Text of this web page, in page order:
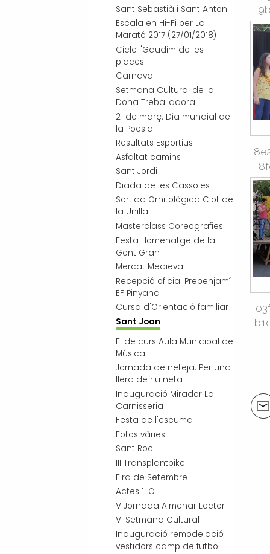
Sant Sebastià i Sant Antoni
Escala en Hi-Fi per La
Marató 2017 (27/01/2018)
Cicle "Gaudim de les
places"
Carnaval
Setmana Cultural de la
Dona Treballadora
21 de març: Dia mundial de
la Poesia
Resultats Esportius
Asfaltat camins
Sant Jordi
Diada de les Cassoles
Sortida Ornitològica Clot de
la Unilla
Masterclass Coreografies
Festa Homenatge de la
Gent Gran
Mercat Medieval
Recepció oficial Prebenjamí
EF Pinyana
Cursa d'Orientació familiar
Sant Joan
Fi de curs Aula Municipal de
Música
Jornada de neteja: Per una
llera de riu neta
Inauguració Mirador La
Carnisseria
Festa de l'escuma
Fotos vàries
Sant Roc
III Transplantbike
Fira de Setembre
Actes 1-O
V Jornada Almenar Lector
VI Setmana Cultural
Inauguració remodelació
vestidors camp de futbol
del